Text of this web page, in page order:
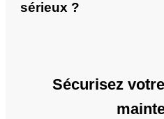
sérieux ?
Sécurisez